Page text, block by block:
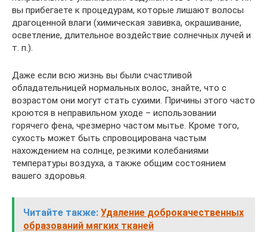
вы прибегаете к процедурам, которые лишают волосы
драгоценной влаги (химическая завивка, окрашивание,
осветление, длительное воздействие солнечных лучей и
т. п.).
Даже если всю жизнь вы были счастливой
обладательницей нормальных волос, знайте, что с
возрастом они могут стать сухими. Причины этого часто
кроются в неправильном уходе – использовании
горячего фена, чрезмерно частом мытье. Кроме того,
сухость может быть спровоцирована частым
нахождением на солнце, резкими колебаниями
температуры воздуха, а также общим состоянием
вашего здоровья.
Читайте также: Удаление доброкачественных
образований мягких тканей